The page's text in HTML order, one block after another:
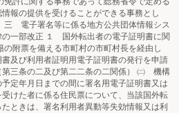
報の提供を受けることができる事務とし
三 電子署名等に係る地方公共団体情報シス
の一部改正 １ 国外転出者の電子証明書に関
附票を備える市町村の市町村長を経由し
及び利用者証明用電子証明書の発行を申請
第三条の二及び第二二条の二関係） ㈡ 機構
定年月日までの間に署名用電子証明書又は
けた者に係る住民票について、当該国外転
ときは、署名利用者異動等失効情報又は利